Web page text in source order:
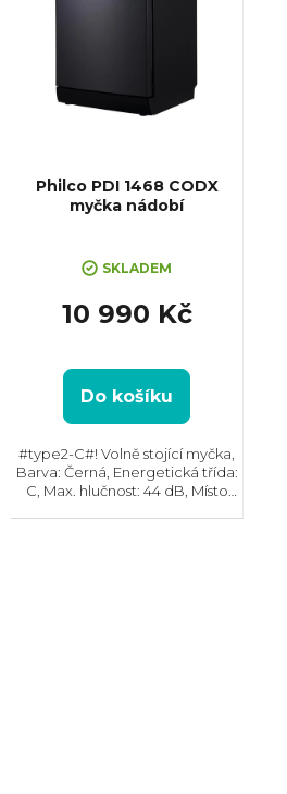
Philco PDI 1468 CODX
myčka nádobí
SKLADEM
10 990 Kč
Do košíku
#type2-C#! Volně stojící myčka,
Barva: Černá, Energetická třída:
C, Max. hlučnost: 44 dB, Místo